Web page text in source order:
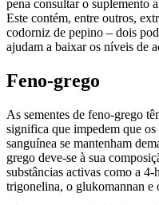
pena consultar o suplemento
Este contém, entre outros,
codorniz de pepino – dois
ajudam a baixar os níveis de
Feno-grego
As sementes de feno-grego
significa que impedem que
sanguínea se mantenham
grego deve-se à sua
substâncias activas como a
trigonelina, o glukomannan e